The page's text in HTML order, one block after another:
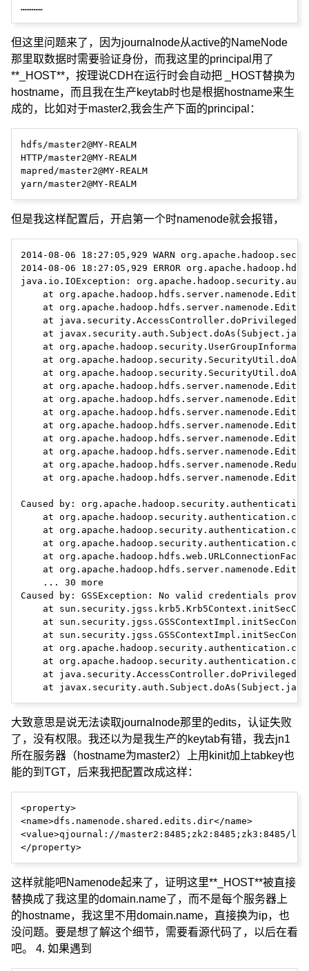
但这里问题来了，因为journalnode从active的NameNode
那里取数据时需要验证身份，而我这里的principal用了
**_HOST**，按理说CDH在运行时会自动把 _HOST替换为
hostname，而且我在生产keytab时也是根据hostname来生
成的，比如对于master2,我会生产下面的principal：
hdfs/master2@MY-REALM
HTTP/master2@MY-REALM
mapred/master2@MY-REALM
但是我这样配置后，开启第一个时namenode就会报错，
2014-08-06 18:27:05,929 WARN
2014-08-06 18:27:05,929 ERROR
java.io.IOException:
at
at
at
at
at
at
at
at
at
at
at
at
at
at
at
Caused by:
at
at
at
at
at
    ... 30 more
Caused by: GSSException: No valid credentials
at
at
at
at
at
at
大致意思是说无法读取journalnode那里的edits，认证失败
了，没有权限。我还以为是我生产的keytab有错，我去jn1
所在服务器（hostname为master2）上用kinit加上tabkey也
能的到TGT，后来我把配置改成这样：
<property>
<name>dfs.namenode.shared.edits.dir</name>
<value>qjournal://master2:8485;zk2:8485;zk3:8485/
这样就能吧Namenode起来了，证明这里**_HOST**被直接
替换成了我这里的domain.name了，而不是每个服务器上
的hostname，我这里不用domain.name，直接换为ip，也
没问题。要是想了解这个细节，需要看源代码了，以后在看
吧。 4. 如果遇到